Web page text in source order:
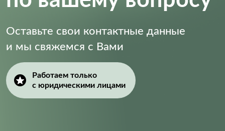
Оставьте свои контактные данные
и мы свяжемся с Вами
Работаем только
с юридическими лицами